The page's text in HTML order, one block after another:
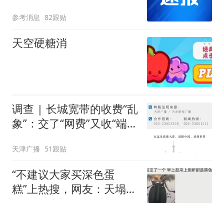
参考消息 82跟贴
天空硬糖消
调查 | 长城宽带的收费“乱
象”：交了“网费”又收“端口
可延长到2037年
天津广播 51跟贴
“不建议大家买深色蛋
糕”上热搜，网友：天塌